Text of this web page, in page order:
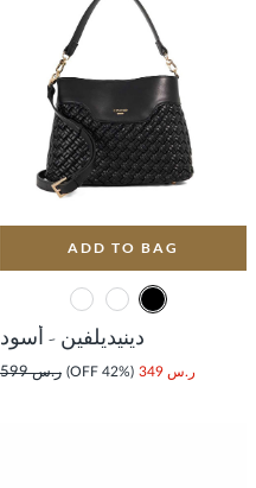
ADD TO BAG
دينيديلفين - أسود
ر.س 349 (42% OFF) ر.س 599